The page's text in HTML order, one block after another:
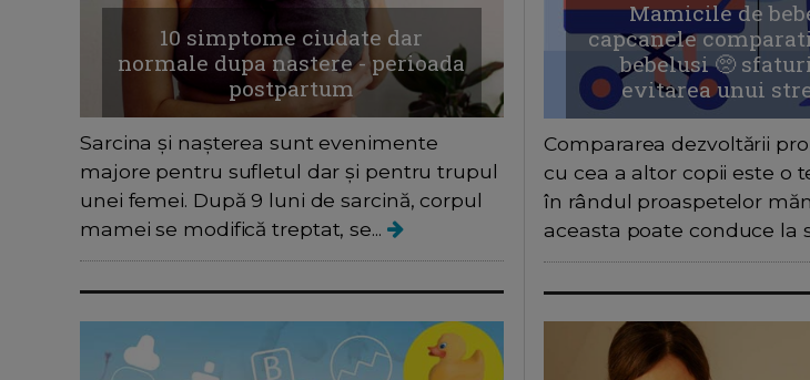
10 simptome ciudate dar
normale dupa nastere - perioada
postpartum
Sarcina și nașterea sunt evenimente
majore pentru sufletul dar și pentru trupul
unei femei. După 9 luni de sarcină, corpul
mamei se modifică treptat, se...
Mamicile de
capcanele
bebelusi 🥺
evitarea unui
Compararea dezvoltării
cu cea a altor copii este o
în rândul proaspetelor
aceasta poate conduce la